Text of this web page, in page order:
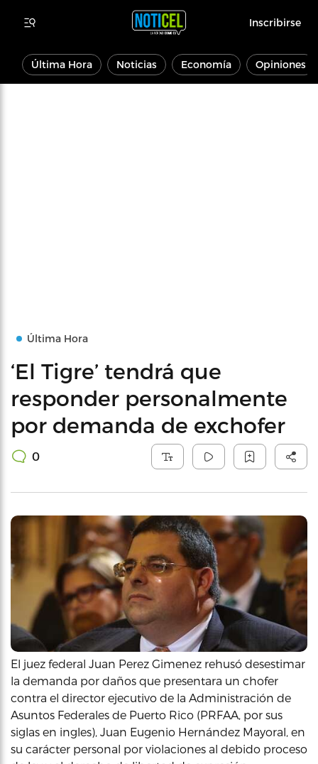
Inscribirse
Última Hora Noticias Economía Opiniones
Última Hora
‘El Tigre’ tendrá que
responder personalmente
por demanda de exchofer
0
El juez federal Juan Perez Gimenez rehusó desestimar
la demanda por daños que presentara un chofer
contra el director ejecutivo de la Administración de
Asuntos Federales de Puerto Rico (PRFAA, por sus
siglas en ingles), Juan Eugenio Hernández Mayoral, en
su carácter personal por violaciones al debido proceso